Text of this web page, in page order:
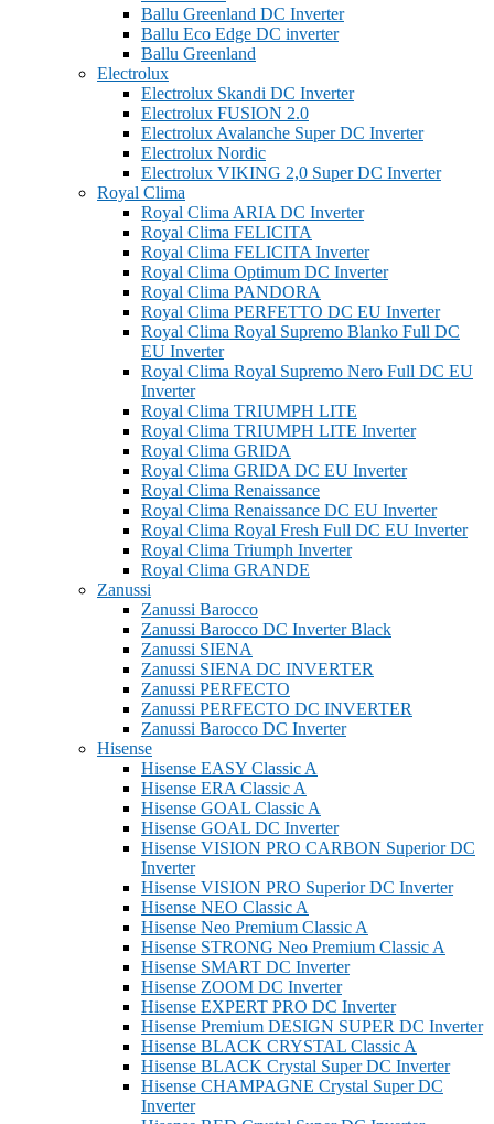
Ballu Greenland DС Inverter
Ballu Eco Edge DC inverter
Ballu Greenland
Electrolux
Electrolux Skandi DC Inverter
Electrolux FUSION 2.0
Electrolux Avalanche Super DC Inverter
Electrolux Nordic
Electrolux VIKING 2,0 Super DC Inverter
Royal Clima
Royal Clima ARIA DC Inverter
Royal Clima FELICITA
Royal Clima FELICITA Inverter
Royal Clima Optimum DC Inverter
Royal Clima PANDORA
Royal Clima PERFETTO DC EU Inverter
Royal Clima Royal Supremo Blanko Full DC
EU Inverter
Royal Clima Royal Supremo Nero Full DC EU
Inverter
Royal Clima TRIUMPH LITE
Royal Clima TRIUMPH LITE Inverter
Royal Clima GRIDA
Royal Clima GRIDA DC EU Inverter
Royal Clima Renaissance
Royal Clima Renaissance DC EU Inverter
Royal Clima Royal Fresh Full DC EU Inverter
Royal Clima Triumph Inverter
Royal Clima GRANDE
Zanussi
Zanussi Barocco
Zanussi Barocco DC Inverter Black
Zanussi SIENA
Zanussi SIENA DC INVERTER
Zanussi PERFECTO
Zanussi PERFECTO DC INVERTER
Zanussi Barocco DC Inverter
Hisense
Hisense EASY Classic A
Hisense ERA Classic A
Hisense GOAL Classic A
Hisense GOAL DC Inverter
Hisense VISION PRO CARBON Superior DC
Inverter
Hisense VISION PRO Superior DC Inverter
Hisense NEO Classic A
Hisense Neo Premium Classic A
Hisense STRONG Neo Premium Classic A
Hisense SMART DC Inverter
Hisense ZOOM DC Inverter
Hisense EXPERT PRO DC Inverter
Hisense Premium DESIGN SUPER DC Inverter
Hisense BLACK CRYSTAL Classic A
Hisense BLACK Crystal Super DC Inverter
Hisense CHAMPAGNE Crystal Super DC
Inverter